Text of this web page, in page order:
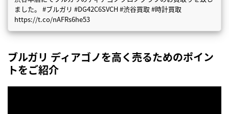
ました。 #ブルガリ #DG42C6SVCH #渋谷買取 #時計買取
https://t.co/nAFRs6he53
ブルガリ ディアゴノを高く売るためのポイン
トをご紹介